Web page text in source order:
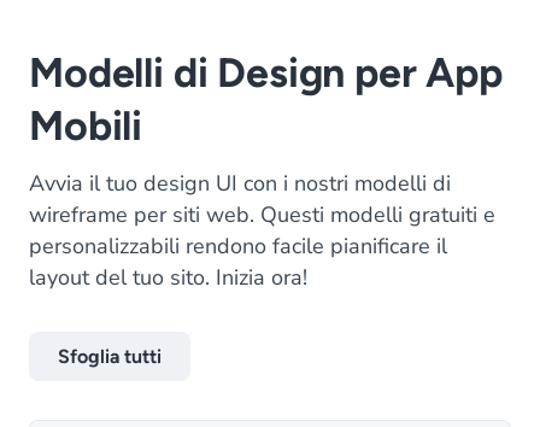
Modelli di Design per App
Mobili
Avvia il tuo design UI con i nostri modelli di
wireframe per siti web. Questi modelli gratuiti e
personalizzabili rendono facile pianificare il
layout del tuo sito. Inizia ora!
Sfoglia tutti